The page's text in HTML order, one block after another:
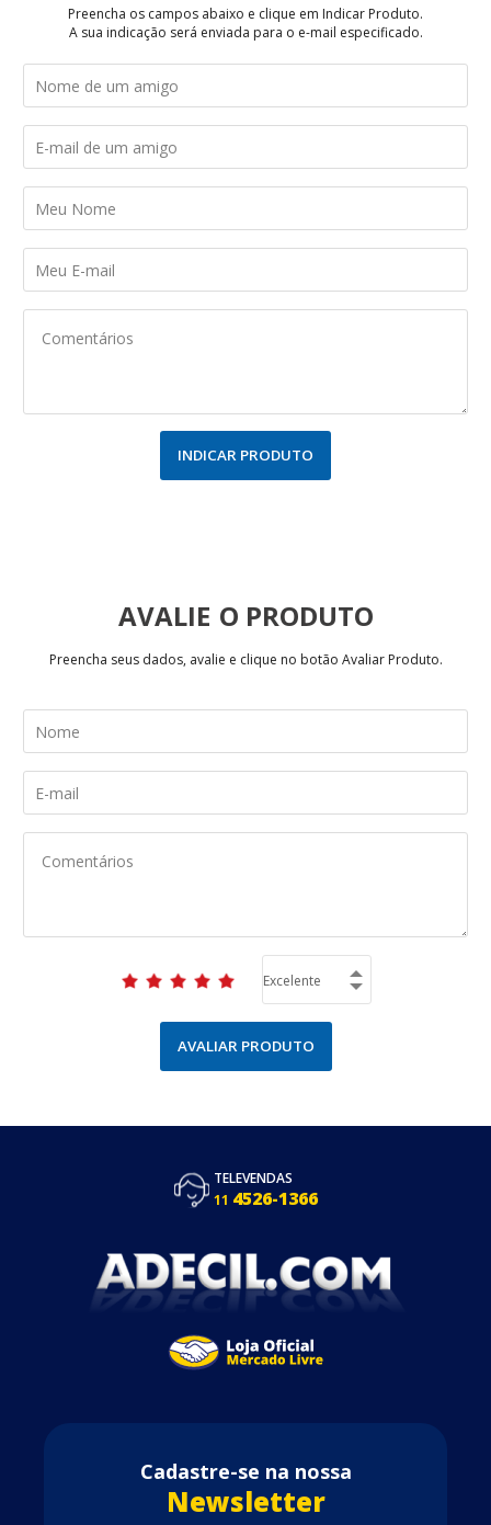
Preencha os campos abaixo e clique em Indicar Produto.
A sua indicação será enviada para o e-mail especificado.
INDICAR PRODUTO
AVALIE
Preencha seus dados, avalie e clique no botão Avaliar Produto.
AVALIAR PRODUTO
TELEVENDAS
11 4526-1366
Cadastre-se na nossa
Newsletter